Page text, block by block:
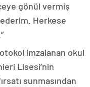
gönül vermiş
Herkese
imzalanan okul
Lisesi’nin
sunmasından